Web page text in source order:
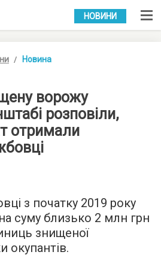
УКР РУС
НОВИНИ
Новина
ворожу
розповіли,
отримали
з початку 2019 року
суму близько 2 млн грн
знищеної
окупантів.